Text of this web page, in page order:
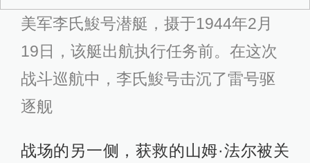
美军李氏鮻号潜艇，摄于1944年2月
19日，该艇出航执行任务前。在这次
战斗巡航中，李氏鮻号击沉了雷号驱
逐舰
战场的另一侧，获救的山姆·法尔被关